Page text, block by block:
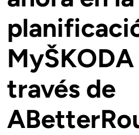
MyŠKODA
través de